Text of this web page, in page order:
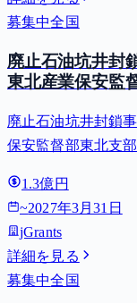
募集中全国
廃止石油坑井封
東北産業保安監
廃止石油坑井封鎖
保安監督部東北支部
1.3億円
~2027年3月31日
jGrants
詳細を見る
募集中全国